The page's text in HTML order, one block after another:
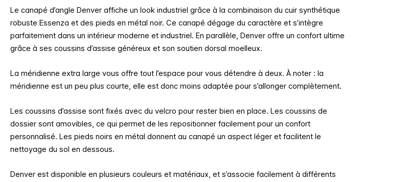
Le canapé d’angle Denver affiche un look industriel grâce à la combinaison du cuir synthétique
robuste Essenza et des pieds en métal noir. Ce canapé dégage du caractère et s’intègre
parfaitement dans un intérieur moderne et industriel. En parallèle, Denver offre un confort ultime
grâce à ses coussins d’assise généreux et son soutien dorsal moelleux.
La méridienne extra large vous offre tout l’espace pour vous détendre à deux. À noter : la
méridienne est un peu plus courte, elle est donc moins adaptée pour s’allonger complètement.
Les coussins d’assise sont fixés avec du velcro pour rester bien en place. Les coussins de
dossier sont amovibles, ce qui permet de les repositionner facilement pour un confort
personnalisé. Les pieds noirs en métal donnent au canapé un aspect léger et facilitent le
nettoyage du sol en dessous.
Denver est disponible en plusieurs couleurs et matériaux, et s’associe facilement à différents